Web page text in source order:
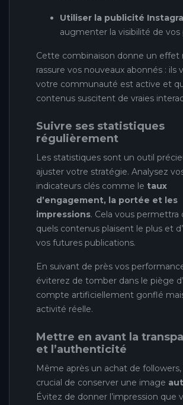
Utiliser la publicité
augmenter la visibilité de vos
Cette combinaison donne un effet
rassure vos nouveaux abonnés : ils
votre communauté est active et
contenus suscitent de vraies
Suivre ses statistiques
régulièrement
Les statistiques sont un outil
ajuster votre stratégie. Analysez
indicateurs clés comme le taux
d’engagement, la portée et les
impressions. Cela vous permettra
quels contenus plaisent le plus et
vos futures publications.
En suivant de près vos
éviterez de tomber dans le piège
compte artificiellement gonflé
activité réelle.
Mettre en avant la
et l’authenticité
Même après un achat de
crucial de conserver une image
Évitez de donner l’impression que